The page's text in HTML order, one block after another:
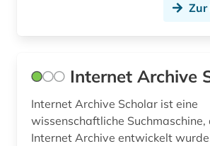
Zur
Internet Archive
Internet Archive Scholar ist eine
wissenschaftliche
Internet Archive entwickelt